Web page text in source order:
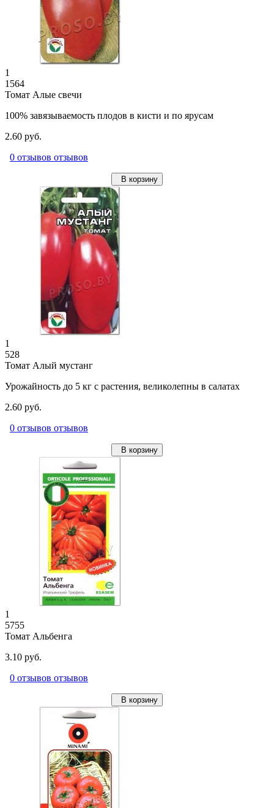
1
1564
Томат Алые свечи
100% завязываемость плодов в кисти и по ярусам
2.60 руб.
0 отзывов отзывов
В корзину
1
528
Томат Алый мустанг
Урожайность до 5 кг с растения, великолепны в салатах
2.60 руб.
0 отзывов отзывов
В корзину
1
5755
Томат Альбенга
3.10 руб.
0 отзывов отзывов
В корзину